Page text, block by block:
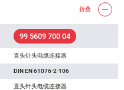
折叠
99 5609 700 04
直头针头电缆连接器
DIN EN 61076-2-106
直头针头电缆连接器